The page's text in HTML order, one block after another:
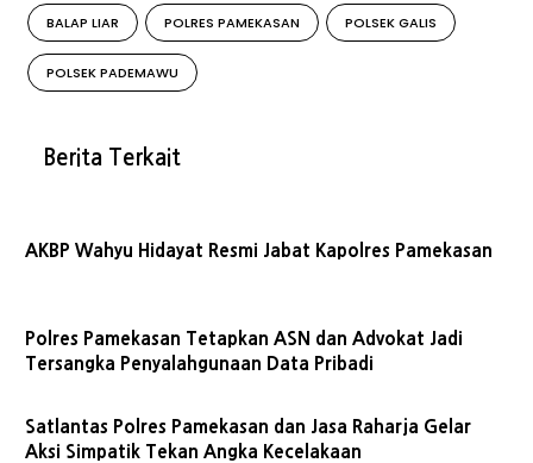
BALAP LIAR POLRES PAMEKASAN POLSEK GALIS
POLSEK PADEMAWU
Berita Terkait
AKBP Wahyu Hidayat Resmi Jabat Kapolres Pamekasan
Polres Pamekasan Tetapkan ASN dan Advokat Jadi
Tersangka Penyalahgunaan Data Pribadi
Satlantas Polres Pamekasan dan Jasa Raharja Gelar
Aksi Simpatik Tekan Angka Kecelakaan